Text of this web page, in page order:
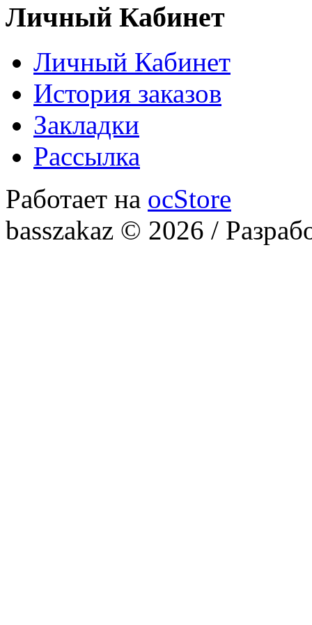
Личный Кабинет
Личный Кабинет
История заказов
Закладки
Рассылка
Работает на ocStore
basszakaz © 2026 /